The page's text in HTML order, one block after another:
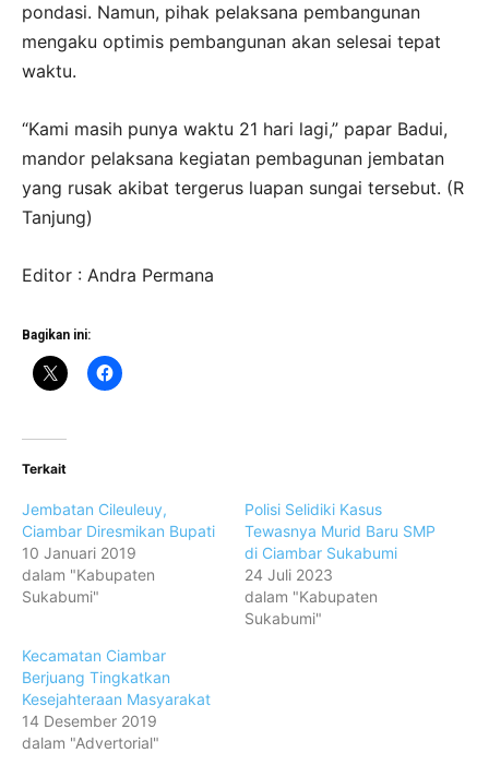
pondasi. Namun, pihak pelaksana pembangunan
mengaku optimis pembangunan akan selesai tepat
waktu.
“Kami masih punya waktu 21 hari lagi,” papar Badui,
mandor pelaksana kegiatan pembagunan jembatan
yang rusak akibat tergerus luapan sungai tersebut. (R
Tanjung)
Editor : Andra Permana
Bagikan ini:
Terkait
Jembatan Cileuleuy,
Ciambar Diresmikan Bupati
10 Januari 2019
dalam "Kabupaten
Sukabumi"
Polisi Selidiki Kasus
Tewasnya Murid Baru SMP
di Ciambar Sukabumi
24 Juli 2023
dalam "Kabupaten
Sukabumi"
Kecamatan Ciambar
Berjuang Tingkatkan
Kesejahteraan Masyarakat
14 Desember 2019
dalam "Advertorial"